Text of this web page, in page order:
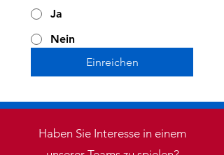
Ja
Nein
Einreichen
Haben Sie Interesse in einem